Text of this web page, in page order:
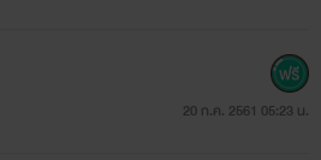
กลัวทุกคนจะมาแย่งความรักจากบิดา
20 ก.ค. 2561 05:23 น.